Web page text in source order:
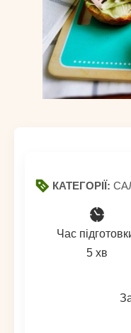
КАТЕГОРІЇ:
Час
5хвилин
хв